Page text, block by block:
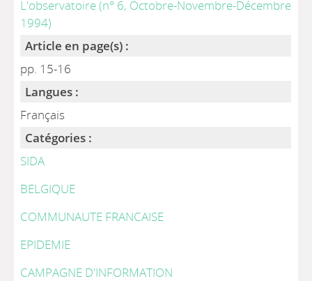
L'observatoire (n° 6, Octobre-Novembre-Décembre
1994)
Article en page(s) :
pp. 15-16
Langues :
Français
Catégories :
SIDA
BELGIQUE
COMMUNAUTE FRANCAISE
EPIDEMIE
CAMPAGNE D'INFORMATION